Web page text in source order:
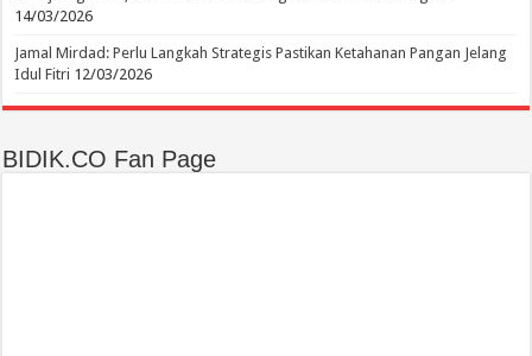
14/03/2026
Jamal Mirdad: Perlu Langkah Strategis Pastikan Ketahanan Pangan Jelang
Idul Fitri 12/03/2026
BIDIK.CO Fan Page